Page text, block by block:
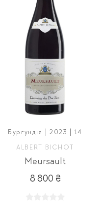
Бургундія | 2023 | 14
ALBERT BICHOT
Meursault
8 800 ₴